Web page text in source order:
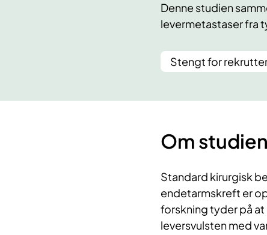
Denne studien
levermetastaser fra
Stengt for
Om studien
Standard kirurgisk
endetarmskreft er
forskning tyder på
leversvulsten med